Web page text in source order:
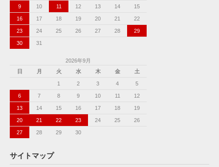
9 10 11 12 13 14 15
16 17 18 19 20 21 22
23 24 25 26 27 28 29
30 31
2026年9月
日
月 火 水 木 金 土
1 2 3 4 5
6 7 8 9 10 11 12
13 14 15 16 17 18 19
20 21 22 23 24 25 26
27 28 29 30
サイトマップ